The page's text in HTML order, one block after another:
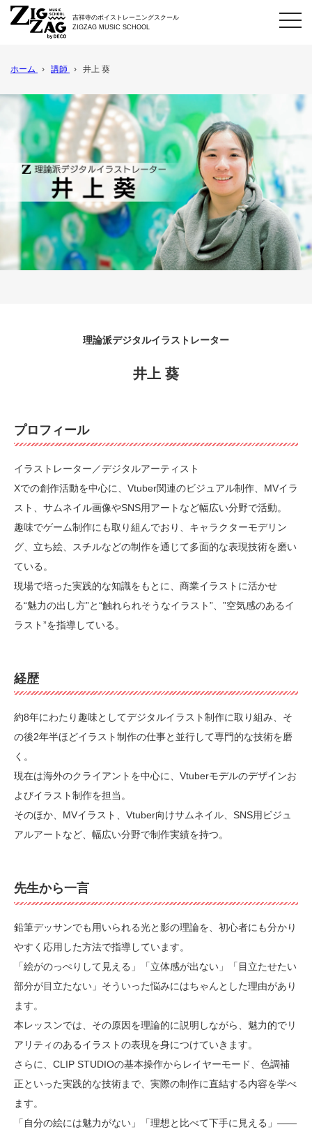
吉祥寺のボイストレーニングスクール
ZIGZAG MUSIC SCHOOL
ホーム › 講師 › 井上 葵
理論派デジタルイラストレーター
井上 葵
プロフィール
イラストレーター／デジタルアーティスト
Xでの創作活動を中心に、Vtuber関連のビジュアル制作、MVイラ
スト、サムネイル画像やSNS用アートなど幅広い分野で活動。
趣味でゲーム制作にも取り組んでおり、キャラクターモデリン
グ、立ち絵、スチルなどの制作を通じて多面的な表現技術を磨い
ている。
現場で培った実践的な知識をもとに、商業イラストに活かせ
る“魅力の出し方”と“触れられそうなイラスト”、”空気感のあるイ
ラスト”を指導している。
経歴
約8年にわたり趣味としてデジタルイラスト制作に取り組み、そ
の後2年半ほどイラスト制作の仕事と並行して専門的な技術を磨
く。
現在は海外のクライアントを中心に、Vtuberモデルのデザインお
よびイラスト制作を担当。
そのほか、MVイラスト、Vtuber向けサムネイル、SNS用ビジュ
アルアートなど、幅広い分野で制作実績を持つ。
先生から一言
鉛筆デッサンでも用いられる光と影の理論を、初心者にも分かり
やすく応用した方法で指導しています。
「絵がのっぺりして見える」「立体感が出ない」「目立たせたい
部分が目立たない」そういった悩みにはちゃんとした理由があり
ます。
本レッスンでは、その原因を理論的に説明しながら、魅力的でリ
アリティのあるイラストの表現を身につけていきます。
さらに、CLIP STUDIOの基本操作からレイヤーモード、色調補
正といった実践的な技術まで、実際の制作に直結する内容を学べ
ます。
「自分の絵には魅力がない」「理想と比べて下手に見える」——